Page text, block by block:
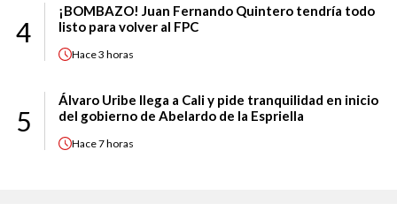
4
¡BOMBAZO! Juan Fernando Quintero tendría todo
listo para volver al FPC
Hace3 horas
5
Álvaro Uribe llega a Cali y pide tranquilidad en inicio
del gobierno de Abelardo de la Espriella
Hace7 horas